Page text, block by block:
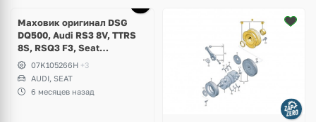
Маховик оригинал DSG
DQ500, Audi RS3 8V, TTRS
8S, RSQ3 F3, Seat
Formentor Cupra 2.5 TFSI
Evo, DAZA, DNWA, DNWB
07K105266H +3
AUDI, SEAT
6 месяцев назад